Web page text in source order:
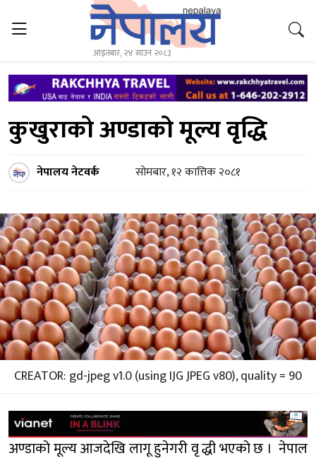
आइतबार, २४ साउन २०८३
कुखुराको अण्डाको मूल्य वृद्धि
नेपालय नेटवर्क सोमबार, १२ कात्तिक २०८१
CREATOR: gd-jpeg v1.0 (using IJG JPEG v80), quality = 90
अण्डाको मूल्य आजदेखि लागू हुनेगरी वृ द्धी भएको छ । नेपाल